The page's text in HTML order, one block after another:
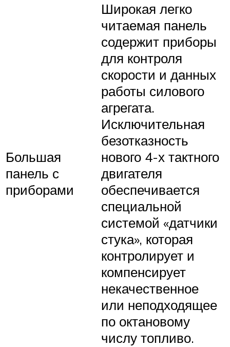
Большая
панель с
приборами
Широкая легко
читаемая панель
содержит приборы
для контроля
скорости и данных
работы силового
агрегата.
Исключительная
безотказность
нового 4-х тактного
двигателя
обеспечивается
специальной
системой «датчики
стука», которая
контролирует и
компенсирует
некачественное
или неподходящее
по октановому
числу топливо.